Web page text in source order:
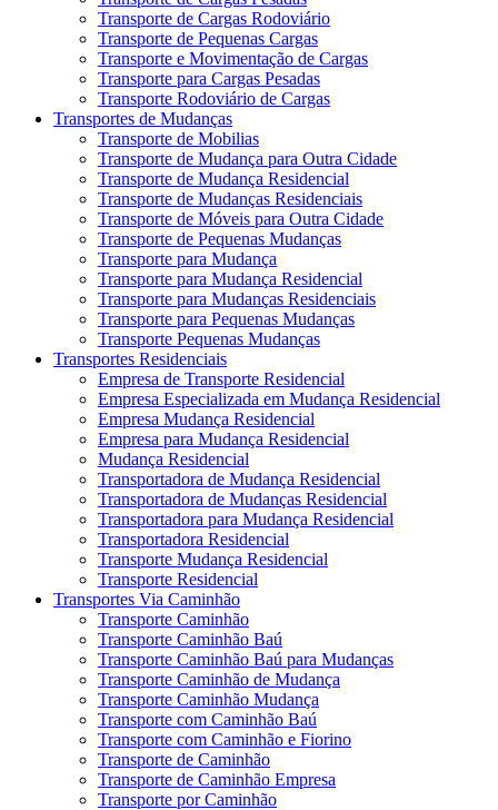
Transporte de Cargas Rodoviário
Transporte de Pequenas Cargas
Transporte e Movimentação de Cargas
Transporte para Cargas Pesadas
Transporte Rodoviário de Cargas
Transportes de Mudanças
Transporte de Mobilias
Transporte de Mudança para Outra Cidade
Transporte de Mudança Residencial
Transporte de Mudanças Residenciais
Transporte de Móveis para Outra Cidade
Transporte de Pequenas Mudanças
Transporte para Mudança
Transporte para Mudança Residencial
Transporte para Mudanças Residenciais
Transporte para Pequenas Mudanças
Transporte Pequenas Mudanças
Transportes Residenciais
Empresa de Transporte Residencial
Empresa Especializada em Mudança Residencial
Empresa Mudança Residencial
Empresa para Mudança Residencial
Mudança Residencial
Transportadora de Mudança Residencial
Transportadora de Mudanças Residencial
Transportadora para Mudança Residencial
Transportadora Residencial
Transporte Mudança Residencial
Transporte Residencial
Transportes Via Caminhão
Transporte Caminhão
Transporte Caminhão Baú
Transporte Caminhão Baú para Mudanças
Transporte Caminhão de Mudança
Transporte Caminhão Mudança
Transporte com Caminhão Baú
Transporte com Caminhão e Fiorino
Transporte de Caminhão
Transporte de Caminhão Empresa
Transporte por Caminhão